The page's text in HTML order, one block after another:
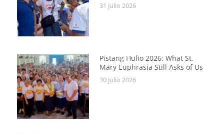
31 julio 2026
Pistang Hulio 2026: What St.
Mary Euphrasia Still Asks of Us
30 julio 2026